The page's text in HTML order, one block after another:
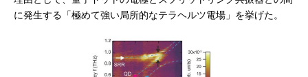
に発生する「極めて強い局所的なテラヘルツ電場」を挙げた。